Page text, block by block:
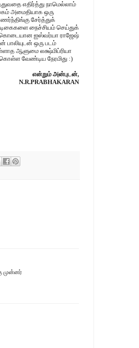
எதிர்த்து நாமெல்லாம்
அமைதியாக ஒரு
சேர்த்துக்
நைச்சியம் செய்துக்
கொடையான ஐஸ்வர்யா ராஜேஷ்
பாலியுடன் ஒரு படம்
ஆளுமை லக்ஷ்மிப்ரியா
வேண்டிய நேரமிது :)
என்றும் அன்புடன்,
N.R.PRABHAKARAN
முன்னர்